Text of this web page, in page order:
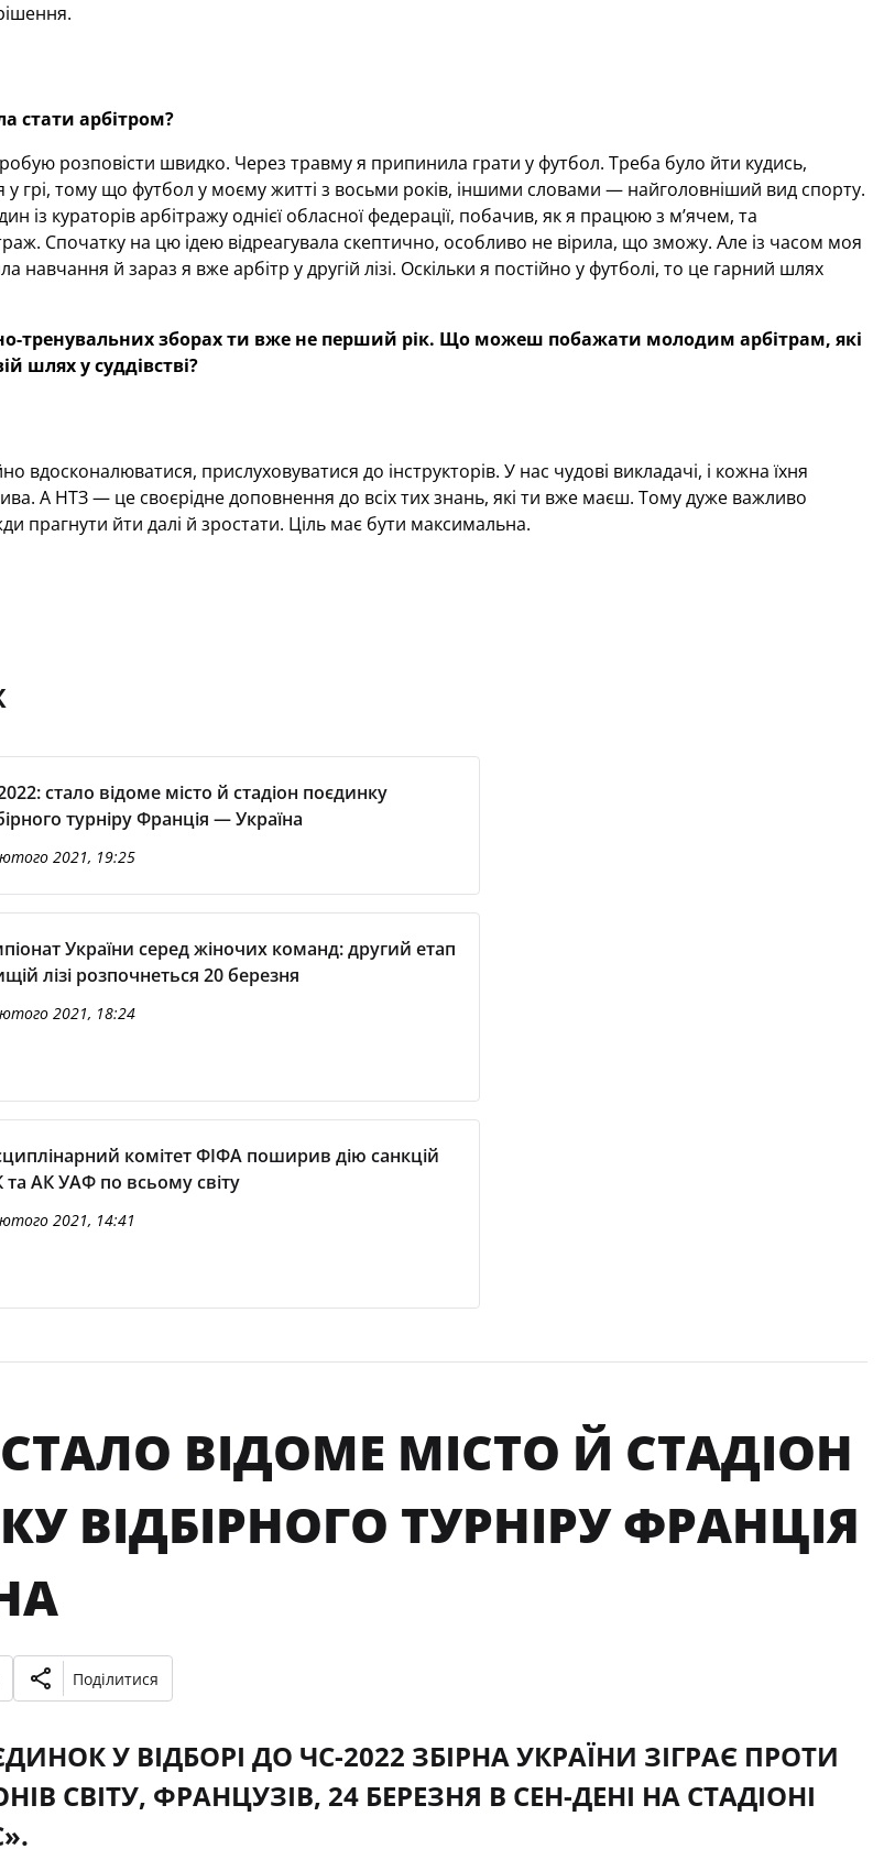
стати арбітром?
розповісти швидко. Через травму я припинила грати у футбол. Треба було йти кудись,
грі, тому що футбол у моєму житті з восьми років, іншими словами — найголовніший вид спорту.
із кураторів арбітражу однієї обласної федерації, побачив, як я працюю з м’ячем, та
Спочатку на цю ідею відреагувала скептично, особливо не вірила, що зможу. Але із часом моя
навчання й зараз я вже арбітр у другій лізі. Оскільки я постійно у футболі, то це гарний шлях
тренувальних зборах ти вже не перший рік. Що можеш побажати молодим арбітрам, які
шлях у суддівстві?
вдосконалюватися, прислуховуватися до інструкторів. У нас чудові викладачі, і кожна їхня
А НТЗ — це своєрідне доповнення до всіх тих знань, які ти вже маєш. Тому дуже важливо
прагнути йти далі й зростати. Ціль має бути максимальна.
стало відоме місто й стадіон поєдинку
турніру Франція — Україна
2021, 19:25
України серед жіночих команд: другий етап
лізі розпочнеться 20 березня
2021, 18:24
комітет ФІФА поширив дію санкцій
та АК УАФ по всьому світу
2021, 14:41
СТАЛО ВІДОМЕ МІСТО Й СТАДІОН
ВІДБІРНОГО ТУРНІРУ ФРАНЦІЯ
Поділитися
У ВІДБОРІ ДО ЧС-2022 ЗБІРНА УКРАЇНИ ЗІГРАЄ ПРОТИ
СВІТУ, ФРАНЦУЗІВ, 24 БЕРЕЗНЯ В СЕН-ДЕНІ НА СТАДІОНІ